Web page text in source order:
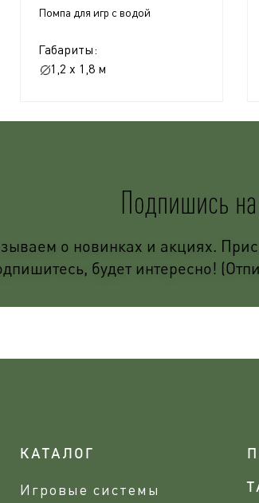
Помпа для игр с водой
Габариты:
1,2 x 1,8 м
Подпишись
о новинках и акциях.
будет интересно!
КАТАЛОГ
Игровые системы